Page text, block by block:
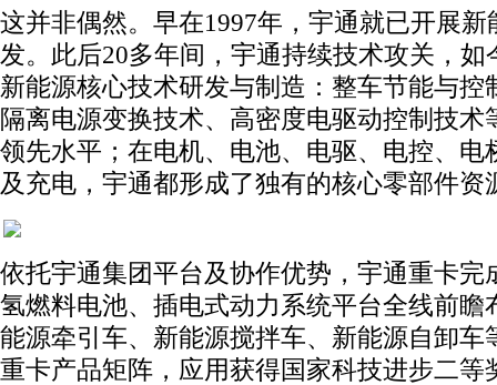
这并非偶然。早在1997年，宇通就已开展新
发。此后20多年间，宇通持续技术攻关，如
新能源核心技术研发与制造：整车节能与控
隔离电源变换技术、高密度电驱动控制技术
领先水平；在电机、电池、电驱、电控、电
及充电，宇通都形成了独有的核心零部件资
依托宇通集团平台及协作优势，宇通重卡完
氢燃料电池、插电式动力系统平台全线前瞻
能源牵引车、新能源搅拌车、新能源自卸车
重卡产品矩阵，应用获得国家科技进步二等